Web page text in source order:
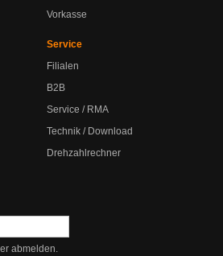
Vorkasse
Service
Filialen
B2B
Service / RMA
Technik / Download
Drehzahlrechner
abmelden.